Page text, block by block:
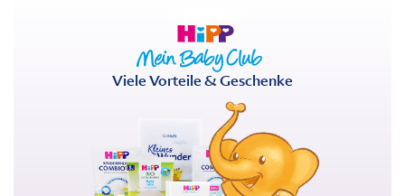
Viele Vorteile & Geschenke